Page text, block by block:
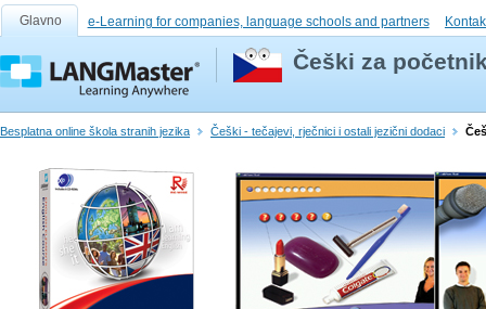
Glavno e-Learning for companies, language schools and partners
Češki za
Besplatna online škola stranih jezika Češki - tečajevi, rječnici i ostali jezični dodaci